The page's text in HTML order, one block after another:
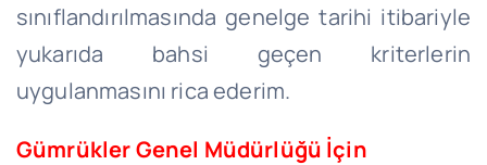
sınıflandırılmasında genelge tarihi itibariyle
yukarıda bahsi geçen kriterlerin
uygulanmasını rica ederim.
Gümrükler Genel Müdürlüğü İçin